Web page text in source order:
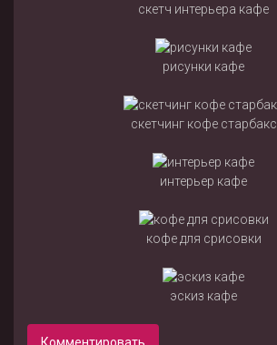
скетч интерьера кафе
рисунки кафе
скетчинг кофе старбакс
интерьер кафе
кофе для срисовки
эскиз кафе